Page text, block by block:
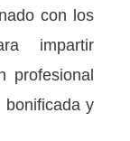
con los
impartir
profesional
bonificada y